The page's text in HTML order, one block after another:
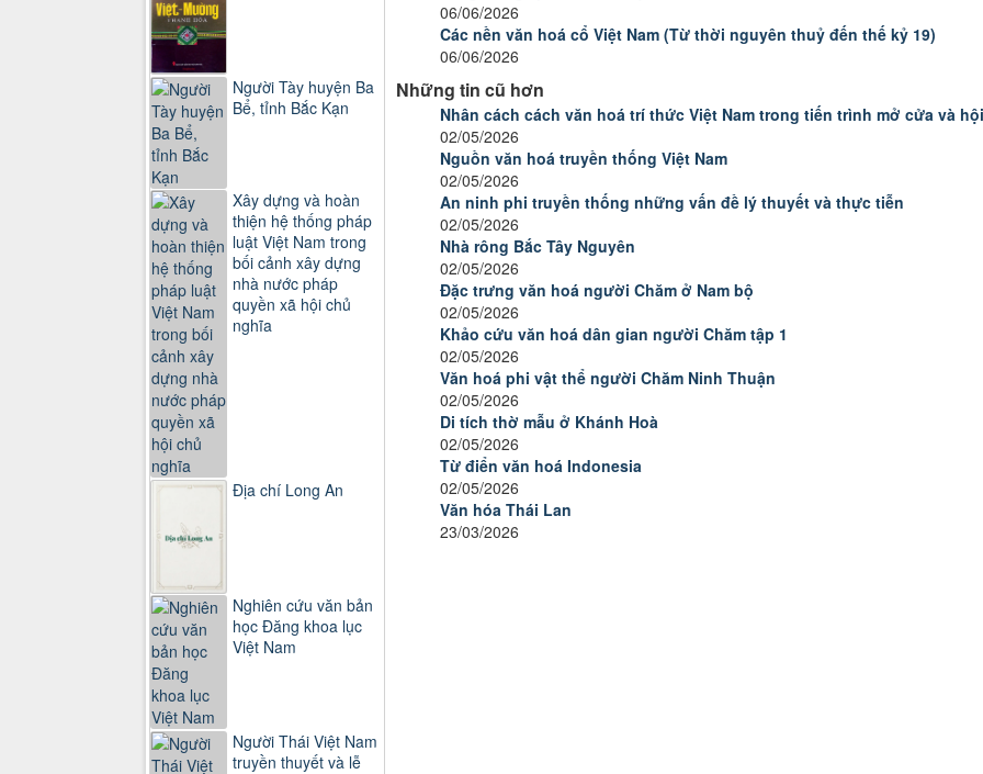
06/06/2026
Các nền văn hoá cổ Việt Nam (Từ thời nguyên thuỷ đến thế kỷ 19)
06/06/2026
Những tin cũ hơn
Nhân cách cách văn hoá trí thức Việt Nam trong tiến trình mở cửa và
02/05/2026
Nguồn văn hoá truyền thống Việt Nam
02/05/2026
An ninh phi truyền thống những vấn đề lý thuyết và thực tiễn
02/05/2026
Nhà rông Bắc Tây Nguyên
02/05/2026
Đặc trưng văn hoá người Chăm ở Nam bộ
02/05/2026
Khảo cứu văn hoá dân gian người Chăm tập 1
02/05/2026
Văn hoá phi vật thể người Chăm Ninh Thuận
02/05/2026
Di tích thờ mẫu ở Khánh Hoà
02/05/2026
Từ điển văn hoá Indonesia
02/05/2026
Văn hóa Thái Lan
23/03/2026
Người Tày huyện Ba
Bể, tỉnh Bắc Kạn
Xây dựng và hoàn
thiện hệ thống pháp
luật Việt Nam trong
bối cảnh xây dựng
nhà nước pháp
quyền xã hội chủ
nghĩa
Địa chí Long An
Nghiên cứu văn bản
học Đăng khoa lục
Việt Nam
Người Thái Việt Nam
truyền thuyết và lễ